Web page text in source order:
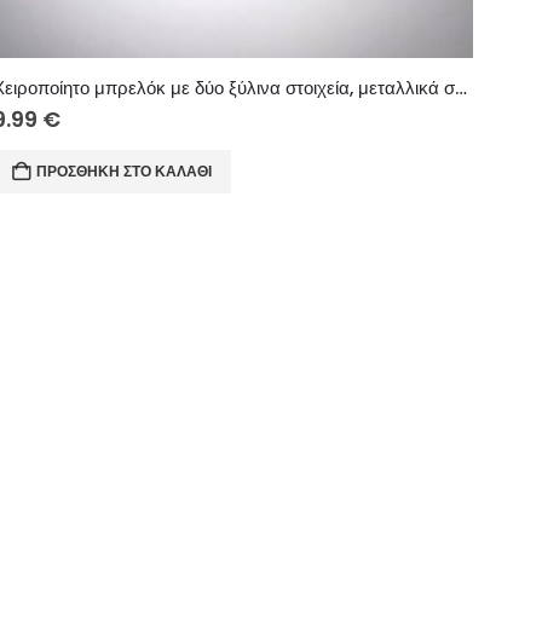
Χειροποίητο μπρελόκ με δύο ξύλινα στοιχεία, μεταλλικά στοιχεία και χειροποίητες φούντες.
€
ΠΡΟΣΘΉΚΗ ΣΤΟ ΚΑΛΆΘΙ